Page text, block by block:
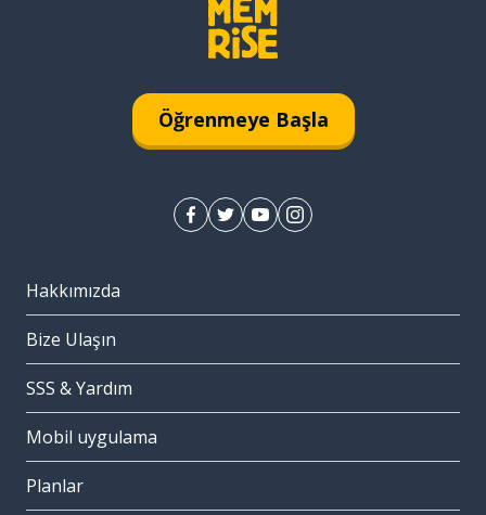
Öğrenmeye Başla
Hakkımızda
Bize Ulaşın
SSS & Yardım
Mobil uygulama
Planlar